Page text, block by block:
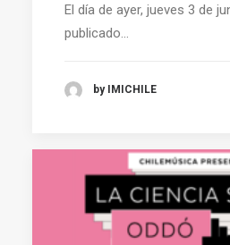
El día de ayer, jueves 3 de
publicado…
by IMICHILE